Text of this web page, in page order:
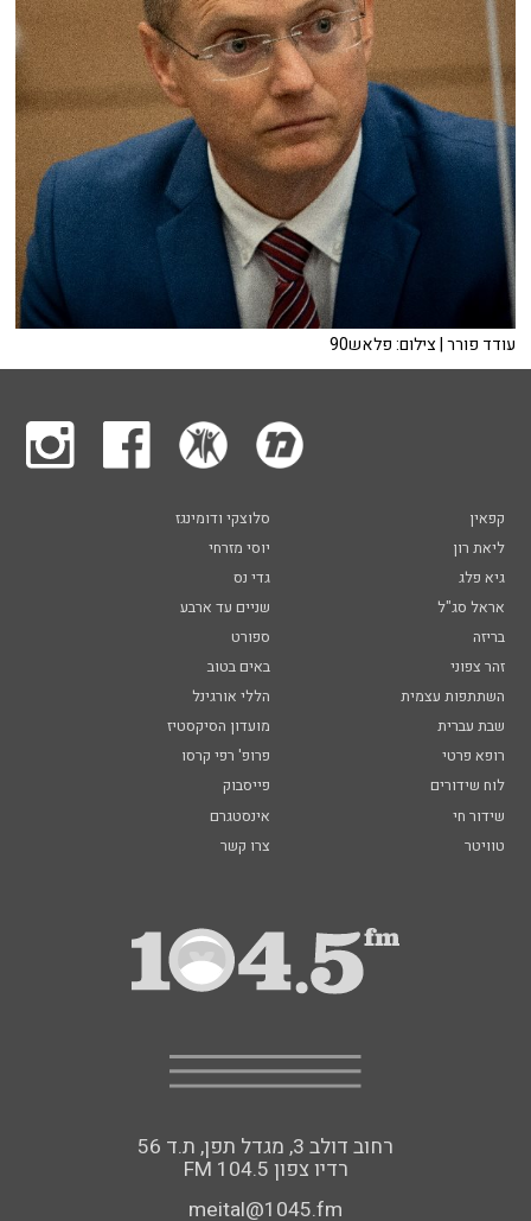
עודד פורר | צילום: פלאש90
קפאין
סלוצקי ודומינגז
ליאת רון
יוסי מזרחי
גיא פלג
גדי נס
אראל סג"ל
שניים עד ארבע
בריזה
ספורט
זהר צפוני
באים בטוב
השתתפות עצמית
הללי אורגינל
שבת עברית
מועדון הסיקסטיז
רופא פרטי
פרופ' רפי קרסו
לוח שידורים
פייסבוק
שידור חי
אינסטגרם
טוויטר
צרו קשר
רחוב דולב 3, מגדל תפן, ת.ד 56
FM רדיו צפון 104.5
meital@1045.fm